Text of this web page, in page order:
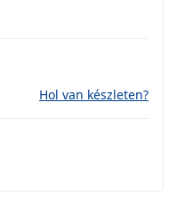
Hol van készleten?